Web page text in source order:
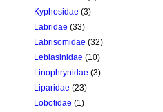
Kyphosidae (3)
Labridae (33)
Labrisomidae (32)
Lebiasinidae (10)
Linophrynidae (3)
Liparidae (23)
Lobotidae (1)